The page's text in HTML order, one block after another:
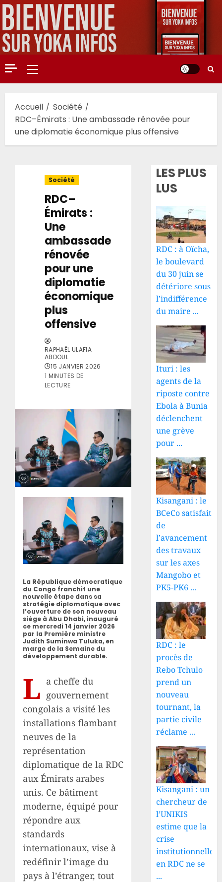
Aller
au
contenu
Menu
principal
Accueil
Société
RDC–Émirats : Une ambassade rénovée pour
une diplomatie économique plus offensive
Société
RDC–
Émirats :
Une
ambassade
rénovée
pour une
diplomatie
économique
plus
offensive
RAPHAËL ULAFIA
ABDOUL
15 JANVIER 2026
1 MINUTES DE
LECTURE
La République démocratique
du Congo franchit une
nouvelle étape dans sa
stratégie diplomatique avec
l’ouverture de son nouveau
siège à Abu Dhabi, inauguré
ce mercredi 14 janvier 2026
par la Première ministre
Judith Suminwa Tuluka, en
marge de la Semaine du
développement durable.
L a cheffe du
gouvernement
congolais a visité les
installations flambant
neuves de la
représentation
diplomatique de la RDC
aux Émirats arabes
unis. Ce bâtiment
moderne, équipé pour
répondre aux
standards
internationaux, vise à
redéfinir l’image du
pays à l’étranger, tout
LES PLUS
LUS
RDC : à Oïcha,
le boulevard
du 30 juin se
détériore sous
l’indifférence
du maire ...
Ituri : les
agents de la
riposte contre
Ebola à Bunia
déclenchent
une grève
pour ...
Kisangani : le
BCeCo satisfait
de
l’avancement
des travaux
sur les axes
Mangobo et
PK5-PK6 ...
RDC : le
procès de
Rebo Tchulo
prend un
nouveau
tournant, la
partie civile
réclame ...
Kisangani : un
chercheur de
l’UNIKIS
estime que la
crise
institutionnelle
en RDC ne se
...